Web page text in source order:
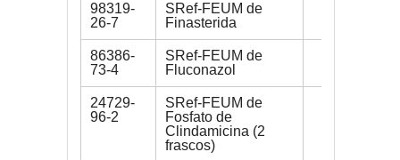
98319-
26-7
SRef-FEUM de
Finasterida
86386-
73-4
SRef-FEUM de
Fluconazol
24729-
96-2
SRef-FEUM de
Fosfato de
Clindamicina (2
frascos)